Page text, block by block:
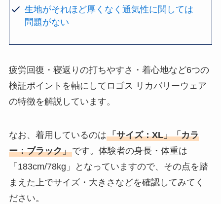
生地がそれほど厚くなく通気性に関しては
問題がない
疲労回復・寝返りの打ちやすさ・着心地など6つの
検証ポイントを軸にしてロゴス リカバリーウェア
の特徴を解説しています。
なお、着用しているのは「サイズ：XL」「カラ
ー：ブラック」です。体験者の身長・体重は
「183cm/78kg」となっていますので、その点を踏
まえた上でサイズ・大きさなどを確認してみてく
ださい。